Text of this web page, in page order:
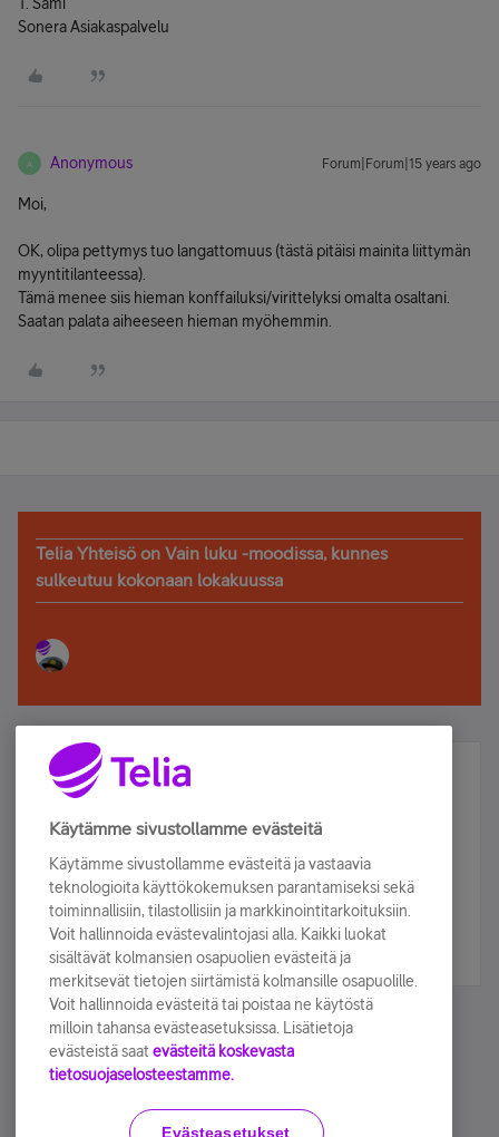
Sonera Asiakaspalvelu
A Anonymous Forum|Forum|15 years ago
Moi,
OK, olipa pettymys tuo langattomuus (tästä pitäisi mainita liittymän
myyntitilanteessa).
Tämä menee siis hieman konffailuksi/virittelyksi omalta osaltani.
Saatan palata aiheeseen hieman myöhemmin.
Telia Yhteisö on Vain luku -moodissa, kunnes
sulkeutuu kokonaan lokakuussa
Älä jää paitsi – osallistu ja voita!
Tilaa Telian uutiskirje ja olet mukana arvonnassa.
sähköpostiisi.
Tilaa nyt
Käyttöehdot Accessibility statement
Käytämme sivustollamme evästeitä
Käytämme sivustollamme evästeitä ja vastaavia
teknologioita käyttökokemuksen parantamiseksi sekä
toiminnallisiin, tilastollisiin ja markkinointitarkoituksiin.
Voit hallinnoida evästevalintojasi alla. Kaikki luokat
sisältävät kolmansien osapuolien evästeitä ja
merkitsevät tietojen siirtämistä kolmansille osapuolille.
Voit hallinnoida evästeitä tai poistaa ne käytöstä
milloin tahansa evästeasetuksissa. Lisätietoja
evästeistä saat evästeitä koskevasta
tietosuojaselosteestamme.
Evästeasetukset